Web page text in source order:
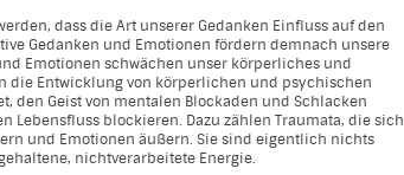
dass die Art unserer Gedanken Einfluss auf den
Gedanken und Emotionen fördern demnach unsere
Emotionen schwächen unser körperliches und
die Entwicklung von körperlichen und psychischen
den Geist von mentalen Blockaden und Schlacken
Lebensfluss blockieren. Dazu zählen Traumata, die sich
und Emotionen äußern. Sie sind eigentlich nichts
nichtverarbeitete Energie.